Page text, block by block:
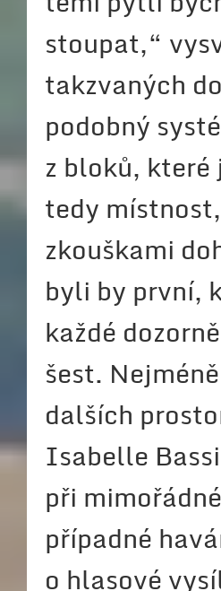
stoupat,“
takzvaných
podobný
z bloků,
tedy
zkouškami
byli by první,
každé
šest.
dalších
Isabelle
při
případné
o hlasové